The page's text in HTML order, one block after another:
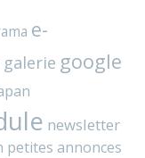
e-
galerie google
newsletter
petites annonces